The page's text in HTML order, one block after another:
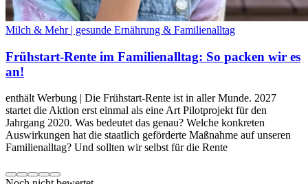
Milch & Mehr | gesunde Ernährung & Familienalltag
Frühstart-Rente im Familienalltag: So packen wir es
an!
enthält Werbung | Die Frühstart-Rente ist in aller Munde. 2027
startet die Aktion erst einmal als eine Art Pilotprojekt für den
Jahrgang 2020. Was bedeutet das genau? Welche konkreten
Auswirkungen hat die staatlich geförderte Maßnahme auf unseren
Familienalltag? Und sollten wir selbst für die Rente